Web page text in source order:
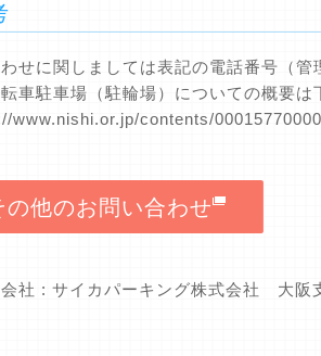
せに関しましては表記の電話番号（管
車駐車場（駐輪場）についての概要は
contents/
の他のお問い合わせ
社 : サイカパーキング株式会社 大阪